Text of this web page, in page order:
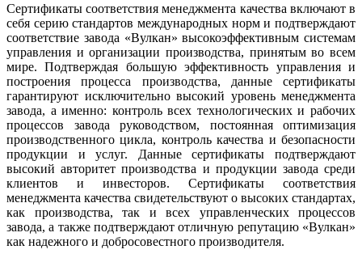
Сертификаты соответствия менеджмента качества включают в
себя серию стандартов международных норм и подтверждают
соответствие завода «Вулкан» высокоэффективным системам
управления и организации производства, принятым во всем
мире. Подтверждая большую эффективность управления и
построения процесса производства, данные сертификаты
гарантируют исключительно высокий уровень менеджмента
завода, а именно: контроль всех технологических и рабочих
процессов завода руководством, постоянная оптимизация
производственного цикла, контроль качества и безопасности
продукции и услуг. Данные сертификаты подтверждают
высокий авторитет производства и продукции завода среди
клиентов и инвесторов. Сертификаты соответствия
менеджмента качества свидетельствуют о высоких стандартах,
как производства, так и всех управленческих процессов
завода, а также подтверждают отличную репутацию «Вулкан»
как надежного и добросовестного производителя.